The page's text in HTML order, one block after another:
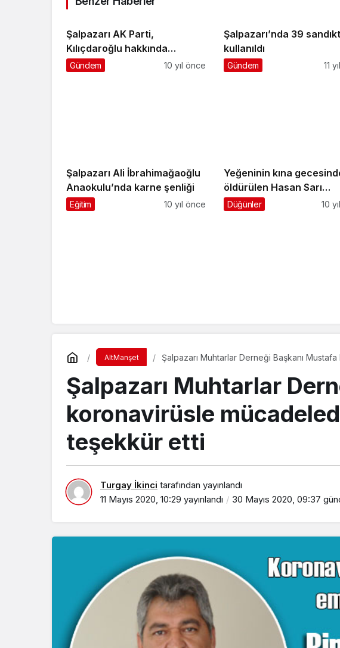
Şalpazarı AK Parti,
Kılıçdaroğlu hakkında
şikayette bulundu
Gündem 10 yıl önce
Şalpazarı’nda 39
kullanıldı
Gündem 11
Şalpazarı Ali İbrahimağaoğlu
Anaokulu’nda karne şenliği
Eğitim 10 yıl önce
Yeğeninin kına
öldürülen Hasan Sarı
Sugören’de toprağa
Düğünler 10
AltManşet Şalpazarı Muhtarlar Derneği Başkanı
Şalpazarı Muhtarlar
koronavirüsle
teşekkür etti
Turgay İkinci tarafından yayınlandı
11 Mayıs 2020, 10:29 yayınlandı 30 Mayıs 2020, 09:37